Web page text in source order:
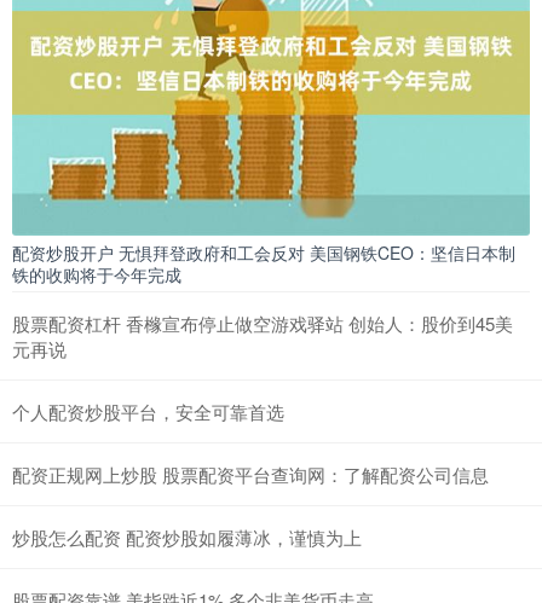
配资炒股开户 无惧拜登政府和工会反对 美国钢铁CEO：坚信日本制
铁的收购将于今年完成
股票配资杠杆 香橼宣布停止做空游戏驿站 创始人：股价到45美
元再说
个人配资炒股平台，安全可靠首选
配资正规网上炒股 股票配资平台查询网：了解配资公司信息
炒股怎么配资 配资炒股如履薄冰，谨慎为上